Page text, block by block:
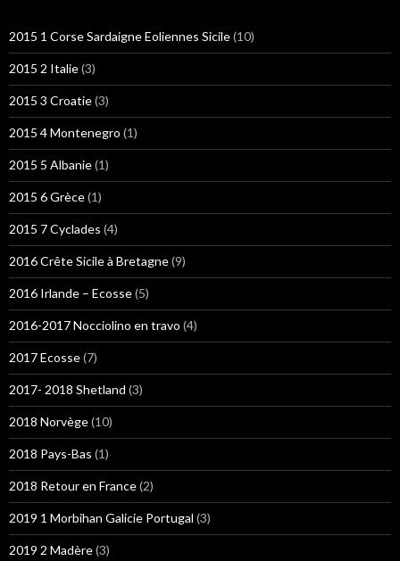
2015 1 Corse Sardaigne Eoliennes Sicile(10)
2015 2 Italie(3)
2015 3 Croatie(3)
2015 4 Montenegro (1)
2015 5 Albanie(1)
2015 6 Grèce(1)
2015 7 Cyclades (4)
2016 Crête Sicile à Bretagne(9)
2016 Irlande – Ecosse(5)
2016-2017 Nocciolino en travo (4)
2017 Ecosse(7)
2017- 2018 Shetland (3)
2018 Norvège(10)
2018 Pays-Bas (1)
2018 Retour en France(2)
2019 1 Morbihan Galicie Portugal (3)
2019 2 Madère(3)